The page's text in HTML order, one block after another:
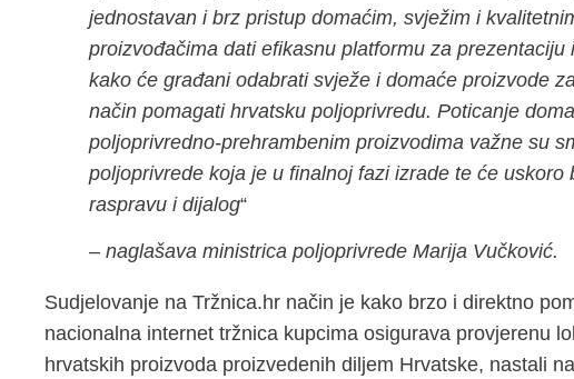
jednostavan i brz pristup domaćim, svježim i
proizvođačima dati efikasnu platformu za
kako će građani odabrati svježe i domaće proizvode
način pomagati hrvatsku poljoprivredu. Poticanje
poljoprivredno-prehrambenim proizvodima važne su
poljoprivrede koja je u finalnoj fazi izrade te će uskoro
raspravu i dijalog“
– naglašava ministrica poljoprivrede Marija Vučković.
Sudjelovanje na Tržnica.hr način je kako brzo i direktno
nacionalna internet tržnica kupcima osigurava provjerenu
hrvatskih proizvoda proizvedenih diljem Hrvatske, nastali